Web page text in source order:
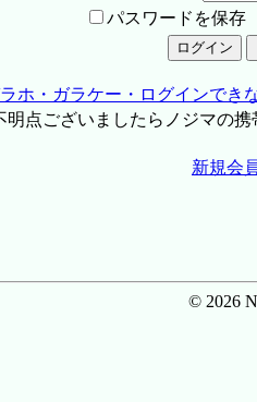
パスワードを保存
ホ・ガラケー・ログインでき
点ございましたらノジマの携
新規会
© 2026